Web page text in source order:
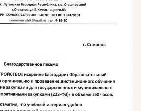
безопасную обстановку на
и осуществлять
на всех этапах
проверку помещений и
облучения, установления
и безопасности
для работы в сфере